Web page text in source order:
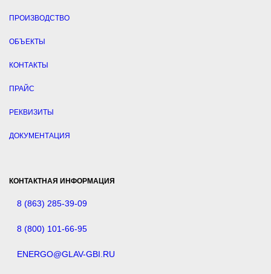
ПРОИЗВОДСТВО
ОБЪЕКТЫ
КОНТАКТЫ
ПРАЙС
РЕКВИЗИТЫ
ДОКУМЕНТАЦИЯ
КОНТАКТНАЯ ИНФОРМАЦИЯ
8 (863) 285-39-09
8 (800) 101-66-95
ENERGO@GLAV-GBI.RU